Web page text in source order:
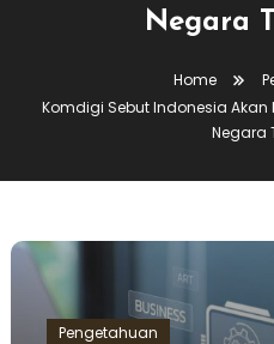
Negara
Home
Komdigi Sebut Indonesia Akan
Negara
Pengetahuan